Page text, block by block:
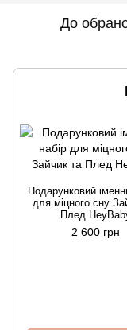
До
Подарунковий
для міцного сну
Плед
2 600 грн